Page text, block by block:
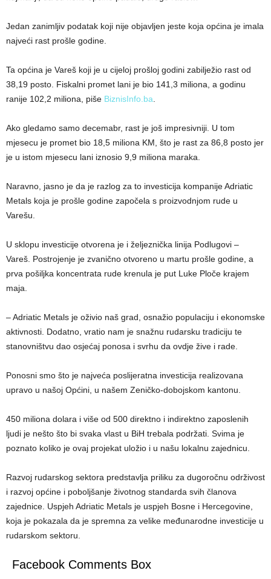
Jedan zanimljiv podatak koji nije objavljen jeste koja općina je imala
najveći rast prošle godine.
Ta općina je Vareš koji je u cijeloj prošloj godini zabilježio rast od
38,19 posto. Fiskalni promet lani je bio 141,3 miliona, a godinu
ranije 102,2 miliona, piše BiznisInfo.ba
Ako gledamo samo decemabr, rast je još impresivniji. U tom
mjesecu je promet bio 18,5 miliona KM, što je rast za 86,8 posto jer
je u istom mjesecu lani iznosio 9,9 miliona maraka.
Naravno, jasno je da je razlog za to investicija kompanije Adriatic
Metals koja je prošle godine započela s proizvodnjom rude u
Varešu.
U sklopu investicije otvorena je i željeznička linija Podlugovi –
Vareš. Postrojenje je zvanično otvoreno u martu prošle godine, a
prva pošiljka koncentrata rude krenula je put Luke Ploče krajem
maja.
– Adriatic Metals je oživio naš grad, osnažio populaciju i ekonomske
aktivnosti. Dodatno, vratio nam je snažnu rudarsku tradiciju te
stanovništvu dao osjećaj ponosa i svrhu da ovdje žive i rade.
Ponosni smo što je najveća poslijeratna investicija realizovana
upravo u našoj Općini, u našem Zeničko-dobojskom kantonu.
450 miliona dolara i više od 500 direktno i indirektno zaposlenih
ljudi je nešto što bi svaka vlast u BiH trebala podržati. Svima je
poznato koliko je ovaj projekat uložio i u našu lokalnu zajednicu.
Razvoj rudarskog sektora predstavlja priliku za dugoročnu održivost
i razvoj općine i poboljšanje životnog standarda svih članova
zajednice. Uspjeh Adriatic Metals je uspjeh Bosne i Hercegovine,
koja je pokazala da je spremna za velike međunarodne investicije u
rudarskom sektoru.
Facebook Comments Box